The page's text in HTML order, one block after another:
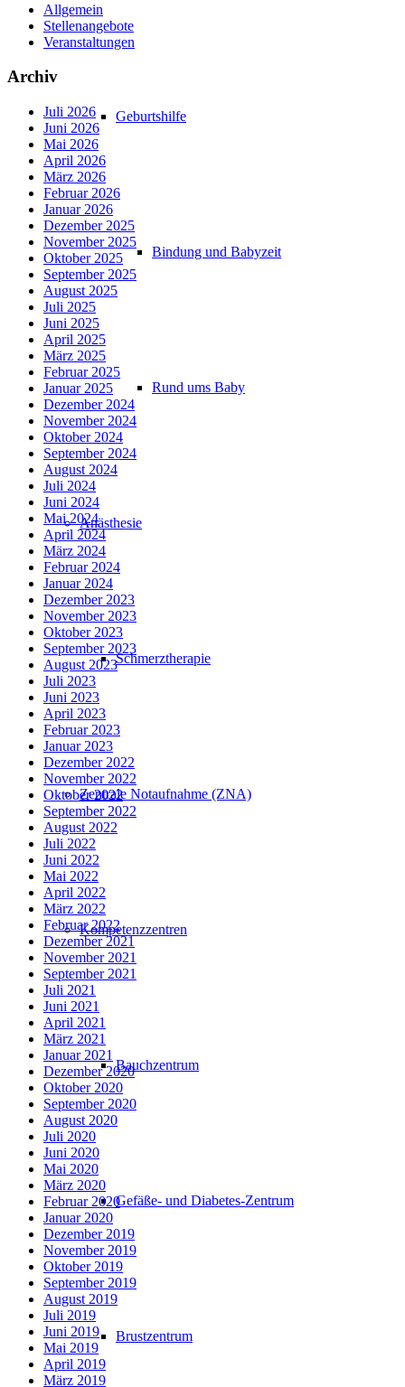
Geburtshilfe
Bindung und Babyzeit
Rund ums Baby
Anästhesie
Schmerztherapie
Zentrale Notaufnahme (ZNA)
Kompetenzzentren
Bauchzentrum
Gefäße- und Diabetes-Zentrum
Brustzentrum
Allgemein
Stellenangebote
Veranstaltungen
Archiv
Juli 2026
Juni 2026
Mai 2026
April 2026
März 2026
Februar 2026
Januar 2026
Dezember 2025
November 2025
Oktober 2025
September 2025
August 2025
Juli 2025
Juni 2025
April 2025
März 2025
Februar 2025
Januar 2025
Dezember 2024
November 2024
Oktober 2024
September 2024
August 2024
Juli 2024
Juni 2024
Mai 2024
April 2024
März 2024
Februar 2024
Januar 2024
Dezember 2023
November 2023
Oktober 2023
September 2023
August 2023
Juli 2023
Juni 2023
April 2023
Februar 2023
Januar 2023
Dezember 2022
November 2022
Oktober 2022
September 2022
August 2022
Juli 2022
Juni 2022
Mai 2022
April 2022
März 2022
Februar 2022
Dezember 2021
November 2021
September 2021
Juli 2021
Juni 2021
April 2021
März 2021
Januar 2021
Dezember 2020
Oktober 2020
September 2020
August 2020
Juli 2020
Juni 2020
Mai 2020
März 2020
Februar 2020
Januar 2020
Dezember 2019
November 2019
Oktober 2019
September 2019
August 2019
Juli 2019
Juni 2019
Mai 2019
April 2019
März 2019